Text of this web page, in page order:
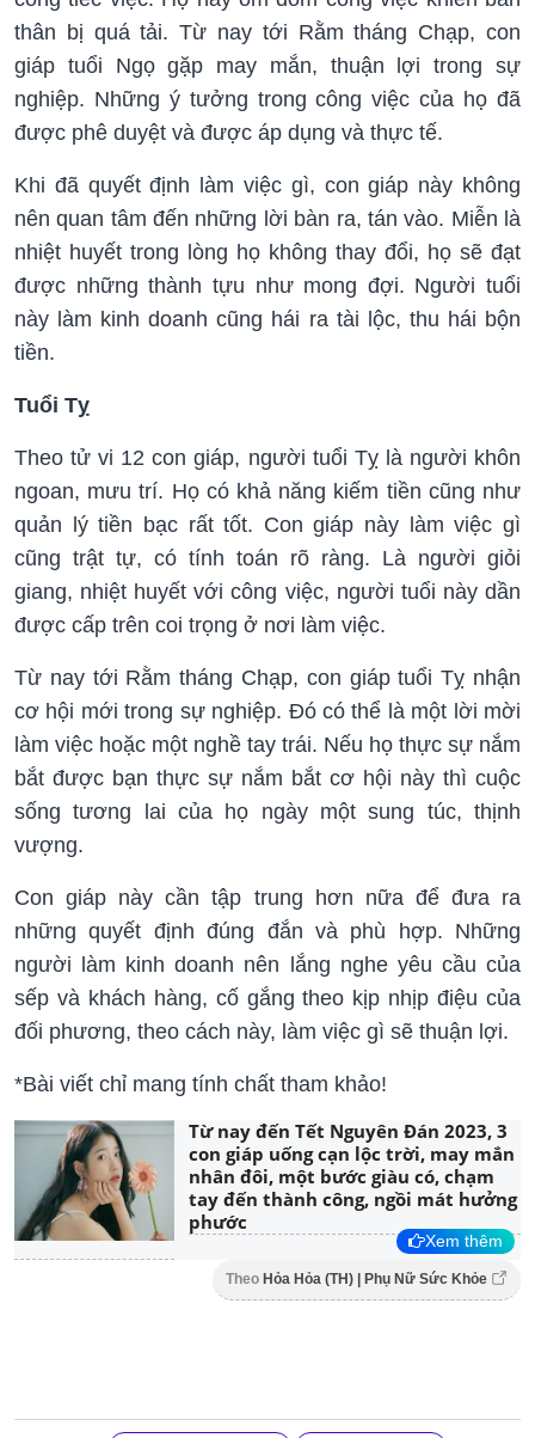
thân bị quá tải. Từ nay tới Rằm tháng Chạp, con
giáp tuổi Ngọ gặp may mắn, thuận lợi trong sự
nghiệp. Những ý tưởng trong công việc của họ đã
được phê duyệt và được áp dụng và thực tế.
Khi đã quyết định làm việc gì, con giáp này không
nên quan tâm đến những lời bàn ra, tán vào. Miễn là
nhiệt huyết trong lòng họ không thay đổi, họ sẽ đạt
được những thành tựu như mong đợi. Người tuổi
này làm kinh doanh cũng hái ra tài lộc, thu hái bộn
tiền.
Tuổi Tỵ
Theo tử vi 12 con giáp, người tuổi Tỵ là người khôn
ngoan, mưu trí. Họ có khả năng kiếm tiền cũng như
quản lý tiền bạc rất tốt. Con giáp này làm việc gì
cũng trật tự, có tính toán rõ ràng. Là người giỏi
giang, nhiệt huyết với công việc, người tuổi này dần
được cấp trên coi trọng ở nơi làm việc.
Từ nay tới Rằm tháng Chạp, con giáp tuổi Tỵ nhận
cơ hội mới trong sự nghiệp. Đó có thể là một lời mời
làm việc hoặc một nghề tay trái. Nếu họ thực sự nắm
bắt được bạn thực sự nắm bắt cơ hội này thì cuộc
sống tương lai của họ ngày một sung túc, thịnh
vượng.
Con giáp này cần tập trung hơn nữa để đưa ra
những quyết định đúng đắn và phù hợp. Những
người làm kinh doanh nên lắng nghe yêu cầu của
sếp và khách hàng, cố gắng theo kịp nhịp điệu của
đối phương, theo cách này, làm việc gì sẽ thuận lợi.
*Bài viết chỉ mang tính chất tham khảo!
Từ nay đến Tết Nguyên Đán 2023, 3
con giáp uống cạn lộc trời, may mắn
nhân đôi, một bước giàu có, chạm
tay đến thành công, ngồi mát hưởng
phước
Xem thêm
Theo Hỏa Hỏa (TH) | Phụ Nữ Sức Khỏe